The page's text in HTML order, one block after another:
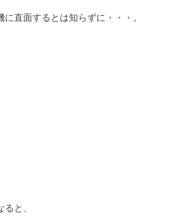
直面するとは知らずに・・・。
と、